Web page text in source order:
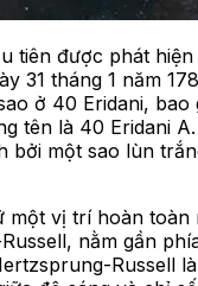
tiên được phát hiện
31 tháng 1 năm
ở 40 Eridani, bao
tên là 40 Eridani
bởi một sao lùn
một vị trí hoàn toàn
nằm gần
Russell